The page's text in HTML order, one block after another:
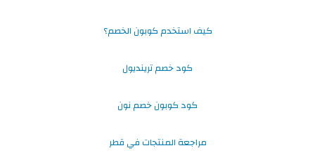
كيف استخدم كوبون الخصم؟
كود خصم ترينديول
كود كوبون خصم نون
مراجعة المنتجات في قطر